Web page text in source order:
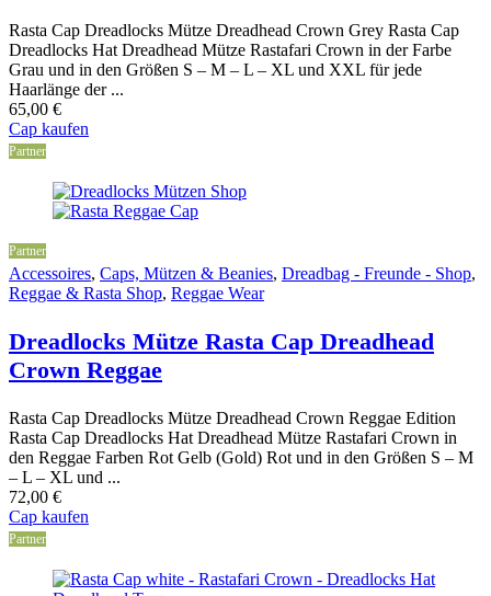
Rasta Cap Dreadlocks Mütze Dreadhead Crown Grey Rasta Cap
Dreadlocks Hat Dreadhead Mütze Rastafari Crown in der Farbe
Grau und in den Größen S – M – L – XL und XXL für jede
Haarlänge der ...
65,00 €
Cap kaufen
Partner
Partner
Accessoires, Caps, Mützen & Beanies, Dreadbag - Freunde - Shop,
Reggae & Rasta Shop, Reggae Wear
Dreadlocks Mütze Rasta Cap Dreadhead
Crown Reggae
Rasta Cap Dreadlocks Mütze Dreadhead Crown Reggae Edition
Rasta Cap Dreadlocks Hat Dreadhead Mütze Rastafari Crown in
den Reggae Farben Rot Gelb (Gold) Rot und in den Größen S – M
– L – XL und ...
72,00 €
Cap kaufen
Partner